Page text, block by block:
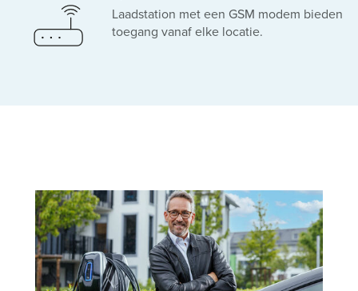
Laadstation met een GSM modem bieden
toegang vanaf elke locatie.